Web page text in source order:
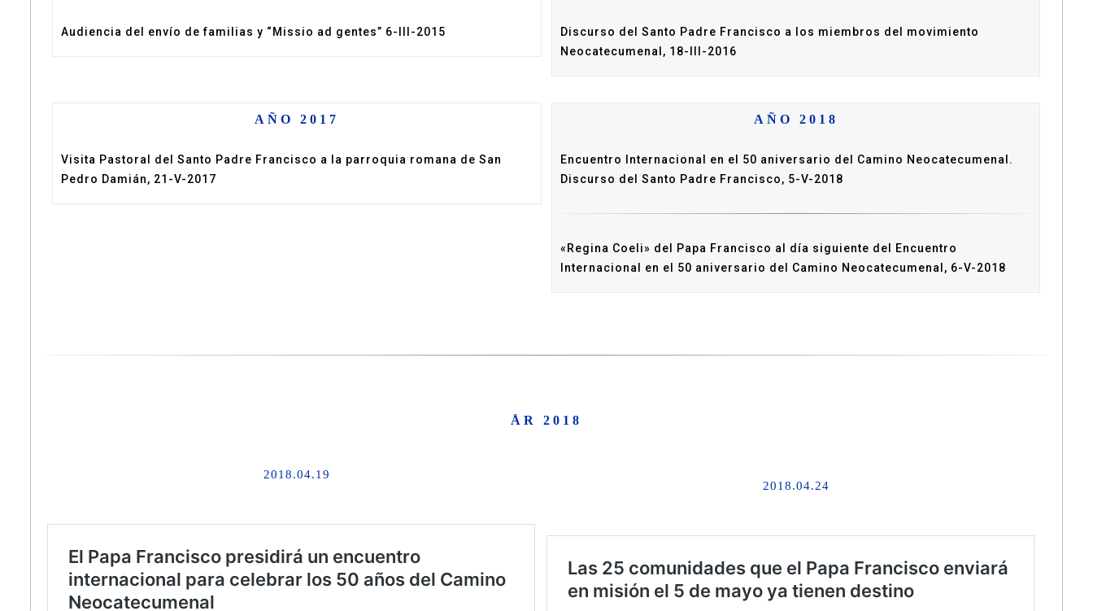
Audiencia del envío de familias y “Missio ad gentes” 6-III-2015
Discurso del Santo Padre Francisco a los miembros del movimiento
Neocatecumenal, 18-III-2016
AÑO 2017
Visita Pastoral del Santo Padre Francisco a la parroquia romana de San
Pedro Damián, 21-V-2017
AÑO 2018
Encuentro Internacional en el 50 aniversario del Camino Neocatecumenal.
Discurso del Santo Padre Francisco, 5-V-2018
«Regina Coeli» del Papa Francisco al día siguiente del Encuentro
Internacional en el 50 aniversario del Camino Neocatecumenal, 6-V-2018
ÅR 2018
2018.04.19
2018.04.24